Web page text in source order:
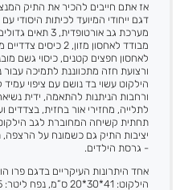
אז אתם חייבים להכיר את התיק
דגם ייחודי המיועד לכיתות היסודי
מבודד לאחסון מזון,
לאחסון חפצים קטנים, כיסוי גשם
ורצועת חזה מתכווננת לתמיכה
הילקוט עשוי בד נושם עם ציפוי
ורחבות הניתנות להתאמה, ידית
לתלייה, מחזירי אור בחזית,
תחתית קשיחה המחוברת לגב
יציבות התיק גם כשמונח על הרצפה,
- גרסת הילדים.
אחד היתרונות העיקריים בדגם פרו